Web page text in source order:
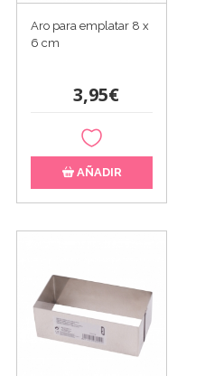
Aro para emplatar 8 x
6 cm
3,95€
AÑADIR